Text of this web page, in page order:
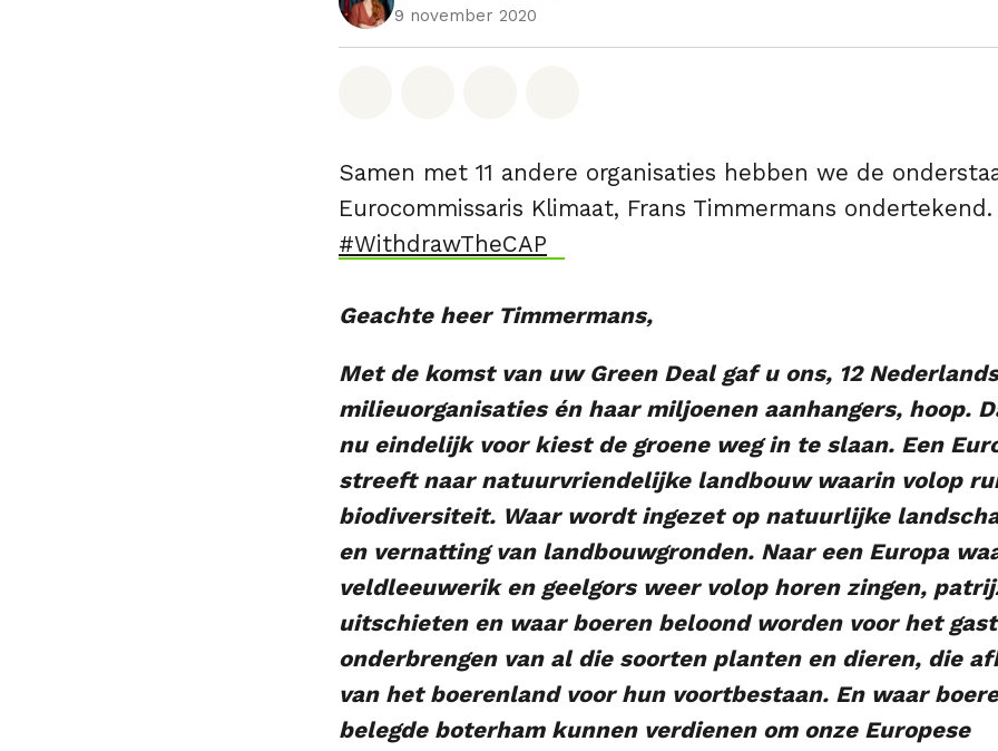
9 november 2020
Samen met 11 andere organisaties hebben we de
Eurocommissaris Klimaat, Frans Timmermans ondertekend.
#WithdrawTheCAP
Geachte heer Timmermans,
Met de komst van uw Green Deal gaf u ons, 12
milieuorganisaties én haar miljoenen aanhangers, hoop.
nu eindelijk voor kiest de groene weg in te slaan. Een
streeft naar natuurvriendelijke landbouw waarin volop
biodiversiteit. Waar wordt ingezet op natuurlijke
en vernatting van landbouwgronden. Naar een Europa
veldleeuwerik en geelgors weer volop horen zingen,
uitschieten en waar boeren beloond worden voor het
onderbrengen van al die soorten planten en dieren, die
van het boerenland voor hun voortbestaan. En waar
belegde boterham kunnen verdienen om onze Europese